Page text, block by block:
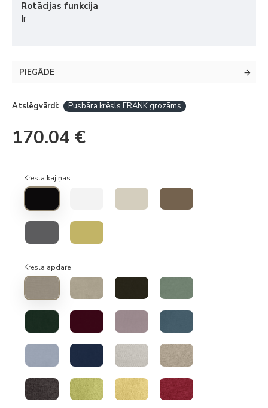
Rotācijas funkcija
Ir
PIEGĀDE
Atslēgvārdi: Pusbāra krēsls FRANK grozāms
170.04 €
Krēsla kājiņas
Krēsla apdare